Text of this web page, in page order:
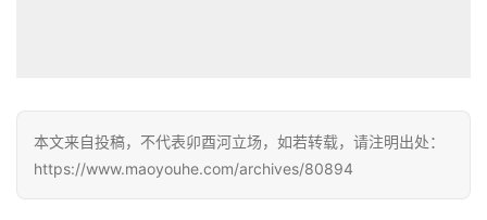
生
活
本文来自投稿，不代表卯酉河立场，如若转载，请注明出处：
https://www.maoyouhe.com/archives/80894